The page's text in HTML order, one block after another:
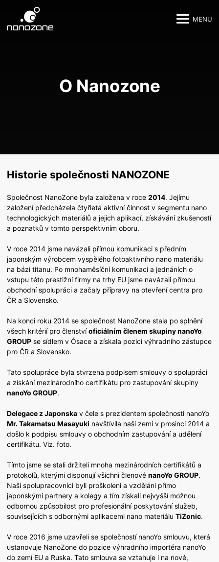
MENU
O Nanozone
Historie společnosti NANOZONE
Společnost NanoZone byla založena v roce 2014. Jejímu
založení předcházela čtyřletá aktivní činnost v segmentu nano
technologických materiálů a jejich aplikací, získávání zkušeností
a poznatků v tomto perspektivním oboru.
V roce 2014 jsme navázali přímou komunikaci s předním
japonským výrobcem vyspělého fotoaktivního nano materiálu
na bázi titanu. Po mnohaměsíční komunikaci a jednáních o
vstupu této prestižní firmy na trhy EU jsme navázali přímou
obchodní spolupráci a začaly přípravy na otevření centra pro
ČR a Slovensko.
Na konci roku 2014 se společnost NanoZone stala po splnění
všech kritérií pro členstvíoficiálním členem skupiny nanoYo
GROUP se sídlem v Ósace a získala pozici výhradního zástupce
pro ČR a Slovensko.
Tato spolupráce byla stvrzena podpisem smlouvy o spolupráci
a získání mezinárodního certifikátu pro zastupování skupiny
nanoYo GROUP.
Delegace z Japonska v čele s prezidentem společnosti nanoYo
Mr. Takamatsu Masayuki navštívila naši zemi v prosinci 2014 a
došlo k podpisu smlouvy o obchodním zastupování a udělení
certifikátu. Viz. foto.
Tímto jsme se stali držiteli mnoha mezinárodních certifikátů a
protokolů, kterými disponují všichni členové nanoYo GROUP.
Naši spolupracovníci byli proškoleni a vzděláni přímo
japonskými partnery a kolegy a tím získali nejvyšší možnou
odbornou způsobilost pro profesionální poskytování služeb,
souvisejících s odbornými aplikacemi nano materiálu TiZonic.
V roce 2016 jsme uzavřeli se společností nanoYo smlouvu, která
ustanovuje NanoZone do pozice výhradního importéra nanoYo
do zemí EU a Ruska. Tato smlouva se vztahuje i na nové,